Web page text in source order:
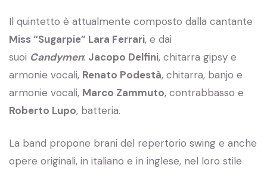
Il quintetto è attualmente composto dalla cantante
Miss “Sugarpie” Lara Ferrari, e dai
suoi Candymen: Jacopo Delfini, chitarra gipsy e
armonie vocali, Renato Podestà, chitarra, banjo e
armonie vocali, Marco Zammuto, contrabbasso e
Roberto Lupo, batteria.
La band propone brani del repertorio swing e anche
opere originali, in italiano e in inglese, nel loro stile